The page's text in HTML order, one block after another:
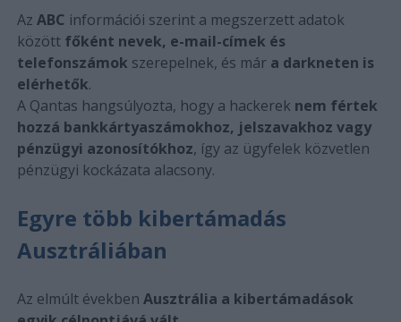
Az ABC információi szerint a megszerzett adatok
között főként nevek, e-mail-címek és
telefonszámok szerepelnek, és már a darkneten is
elérhetők.
A Qantas hangsúlyozta, hogy a hackerek nem fértek
hozzá bankkártyaszámokhoz, jelszavakhoz vagy
pénzügyi azonosítókhoz, így az ügyfelek közvetlen
pénzügyi kockázata alacsony.
Egyre több kibertámadás
Ausztráliában
Az elmúlt években Ausztrália a kibertámadások